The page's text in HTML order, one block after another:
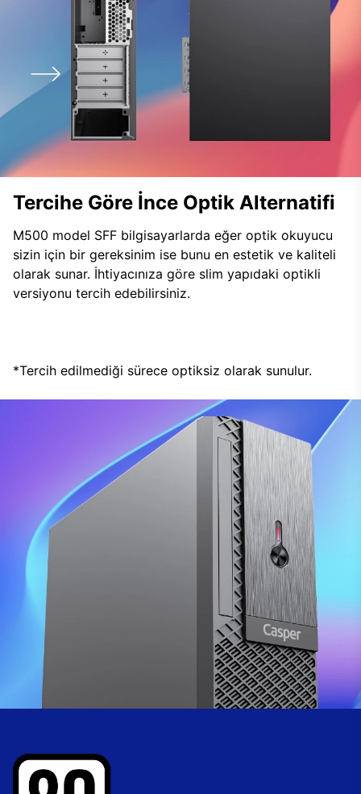
Tercihe Göre İnce Optik Alternatifi
M500 model SFF bilgisayarlarda eğer optik okuyucu
sizin için bir gereksinim ise bunu en estetik ve kaliteli
olarak sunar. İhtiyacınıza göre slim yapıdaki optikli
versiyonu tercih edebilirsiniz.
*Tercih edilmediği sürece optiksiz olarak sunulur.